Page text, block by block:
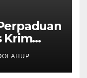
Krim